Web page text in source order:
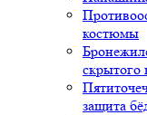
костюмы
скрытого
защита